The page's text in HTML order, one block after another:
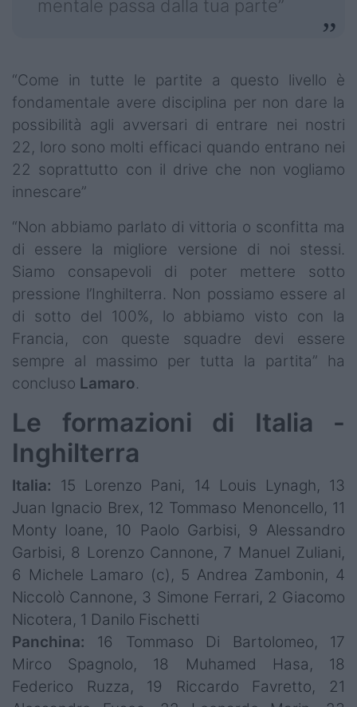
mentale passa dalla tua parte”
“Come in tutte le partite a questo livello è
fondamentale avere disciplina per non dare la
possibilità agli avversari di entrare nei nostri
22, loro sono molti efficaci quando entrano nei
22 soprattutto con il drive che non vogliamo
innescare”
“Non abbiamo parlato di vittoria o sconfitta ma
di essere la migliore versione di noi stessi.
Siamo consapevoli di poter mettere sotto
pressione l’Inghilterra. Non possiamo essere al
di sotto del 100%, lo abbiamo visto con la
Francia, con queste squadre devi essere
sempre al massimo per tutta la partita” ha
concluso Lamaro.
Le formazioni di Italia -
Inghilterra
Italia: 15 Lorenzo Pani, 14 Louis Lynagh, 13
Juan Ignacio Brex, 12 Tommaso Menoncello, 11
Monty Ioane, 10 Paolo Garbisi, 9 Alessandro
Garbisi, 8 Lorenzo Cannone, 7 Manuel Zuliani,
6 Michele Lamaro (c), 5 Andrea Zambonin, 4
Niccolò Cannone, 3 Simone Ferrari, 2 Giacomo
Nicotera, 1 Danilo Fischetti
Panchina: 16 Tommaso Di Bartolomeo, 17
Mirco Spagnolo, 18 Muhamed Hasa, 18
Federico Ruzza, 19 Riccardo Favretto, 21